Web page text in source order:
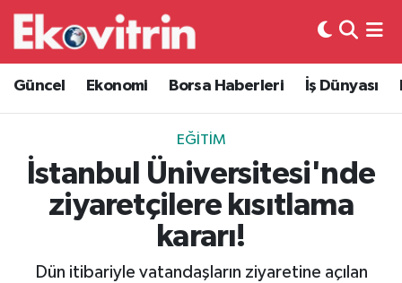
Güncel Ekonomi Borsa Haberleri İş Dünyası
EĞITIM
İstanbul Üniversitesi'nde
ziyaretçilere kısıtlama
kararı!
Dün itibariyle vatandaşların ziyaretine açılan
Güncel
Ekonomi
Borsa Haberleri
İş Dünyası
Hava Durumu
Trafik Durumu
Süper Lig Puan Durumu ve Fikstür
Tüm Manşetler
Son Dakika Haberleri